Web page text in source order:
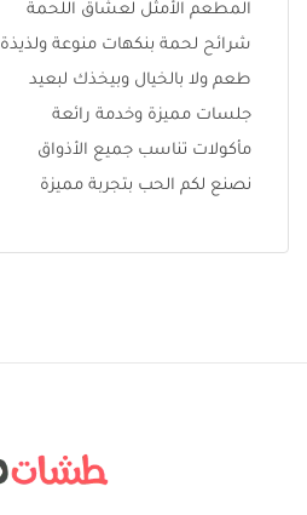
المطعم الأمثل لعشاق اللحمة
شرائح لحمة بنكهات منوعة ولذيذة
طعم ولا بالخيال وبيخذك لبعيد
جلسات مميزة وخدمة رائعة
مأكولات تناسب جميع الأذواق
نصنع لكم الحب بتجربة مميزة